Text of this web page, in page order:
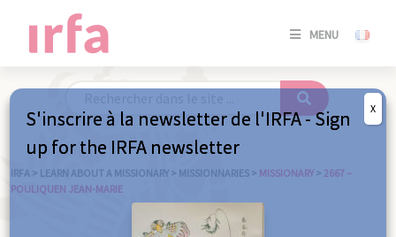
MENU
SE
/
IRFA > LEARN ABOUT A MISSIONARY > MISSIONNARIES > MISSIONARY > 2667 –
POULIQUEN JEAN-MARIE
S'inscrire à la newsletter de l'IRFA - Sign
up for the IRFA newsletter
X